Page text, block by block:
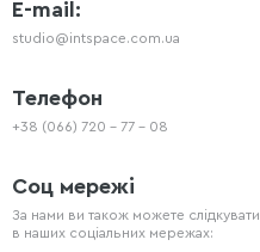
E-mail:
studio@intspace.com.ua
Телефон
+38 (066) 720 - 77 - 08
Соц мережі
За нами ви також можете слідкувати
в наших соціальних мережах: